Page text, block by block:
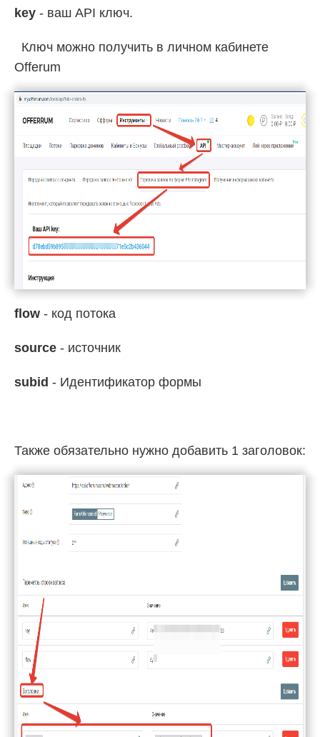
key - ваш API ключ.
Ключ можно получить в личном кабинете
Offerum
flow - код потока
source - источник
subid - Идентификатор формы
Также обязательно нужно добавить 1 заголовок: